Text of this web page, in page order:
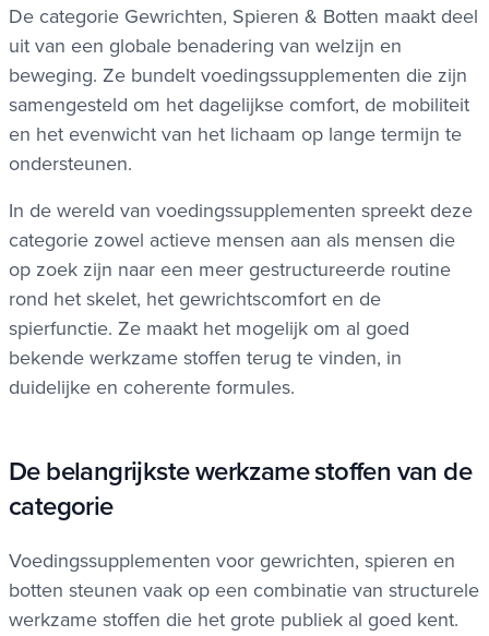
De categorie Gewrichten, Spieren & Botten maakt deel
uit van een globale benadering van welzijn en
beweging. Ze bundelt voedingssupplementen die zijn
samengesteld om het dagelijkse comfort, de mobiliteit
en het evenwicht van het lichaam op lange termijn te
ondersteunen.
In de wereld van voedingssupplementen spreekt deze
categorie zowel actieve mensen aan als mensen die
op zoek zijn naar een meer gestructureerde routine
rond het skelet, het gewrichtscomfort en de
spierfunctie. Ze maakt het mogelijk om al goed
bekende werkzame stoffen terug te vinden, in
duidelijke en coherente formules.
De belangrijkste werkzame stoffen van de
categorie
Voedingssupplementen voor gewrichten, spieren en
botten steunen vaak op een combinatie van structurele
werkzame stoffen die het grote publiek al goed kent.